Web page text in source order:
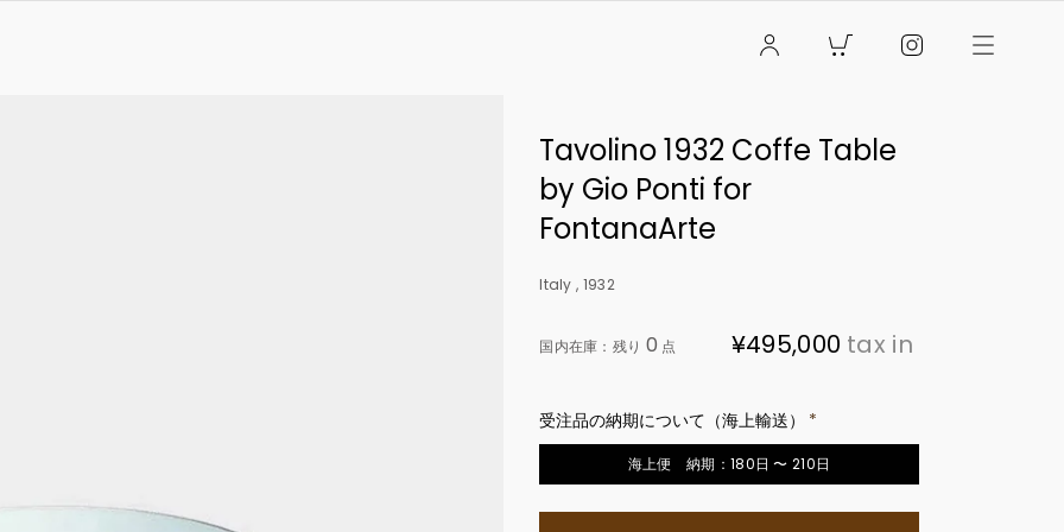
ログイン CART
Tavolino 1932 Coffe Table
by Gio Ponti for
FontanaArte
Italy , 1932
国内在庫：残り 0 点 ¥495,000 tax in
受注品の納期について（海上輸送）
海上便 納期：180日 〜 210日